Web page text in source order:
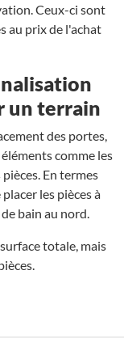
Ceux-ci sont
au prix de l'achat
un terrain
des portes,
comme les
En termes
les pièces à
bain au nord.
totale, mais